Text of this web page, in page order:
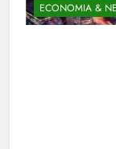
ECONOMIA &